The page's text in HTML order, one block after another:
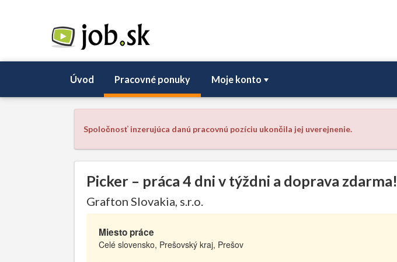
Úvod Pracovné ponuky Moje konto
Spoločnosť inzerujúca danú pracovnú pozíciu ukončila jej uverejnenie.
Picker – práca 4 dni v týždni a doprava zdarma!
Grafton Slovakia, s.r.o.
Miesto práce
Celé slovensko, Prešovský kraj, Prešov